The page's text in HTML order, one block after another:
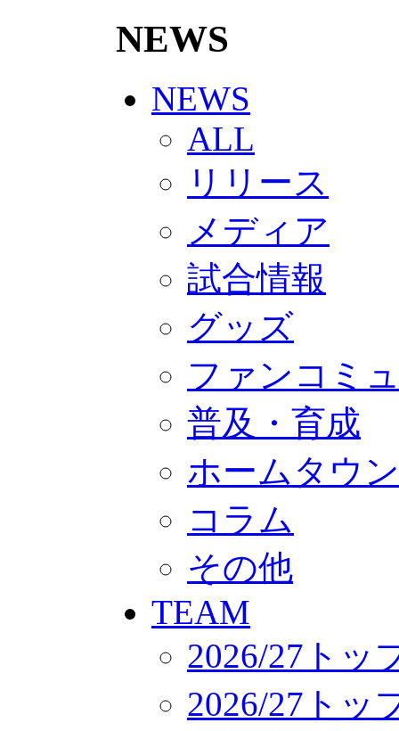
写真・動画使用ガイドライン
ロートフィールド奈良
2026/27
練習見学時のファンサービスに
奈良クラブ明治安田J3リーグ
奈良クラブ明治安田Ｊ3リーグ
観戦ルール＆マナー
FANCOMMUNITY
サポートショップ
GOODS
オフィシャルストア（実店舗）
オンラインストア
ACADEMY
アカデミーについて
プロジェクト
ジュニア
ジュニアユース
ユース
練習拠点（ナラディーア）
CLUB
2026/27 パートナー企業
クラブ理念
クラブ情報
サステナビリティ
Web制作支援
NEWS
NEWS
ALL
リリース
メディア
試合情報
グッズ
ファンコミ
普及・育成
ホームタウン
コラム
その他
TEAM
2026/27トッ
2026/27トッ